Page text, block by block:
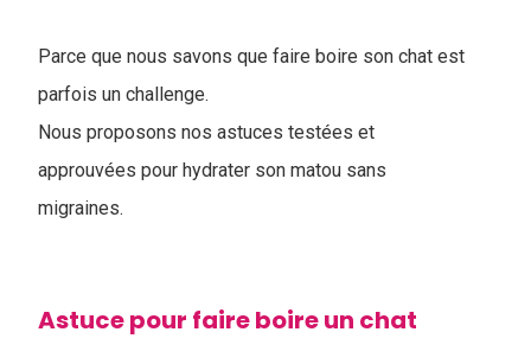
Parce que nous savons que faire boire son chat est
parfois un challenge.
Nous proposons nos astuces testées et
approuvées pour hydrater son matou sans
migraines.
Astuce pour faire boire un chat